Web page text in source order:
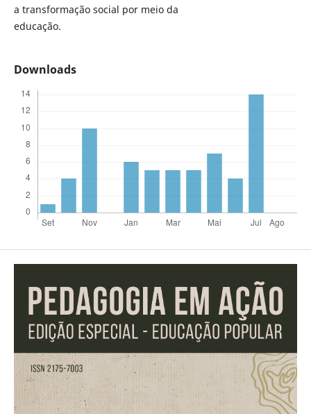
a transformação social por meio da
educação.
Downloads